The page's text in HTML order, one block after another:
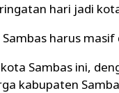
hari jadi
harus
Sambas ini,
kabupaten